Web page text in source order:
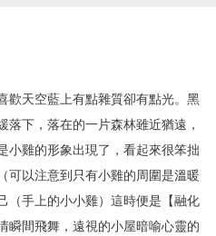
歡天空藍上有點雜質卻有點光。黑
下，落在的一片森林雖近猶遠，
小雞的形象出現了，看起來很笨拙
可以注意到只有小雞的周圍是溫暖
（手上的小小雞）這時便是【融化
瞬間飛舞，遠視的小屋暗喻心靈的